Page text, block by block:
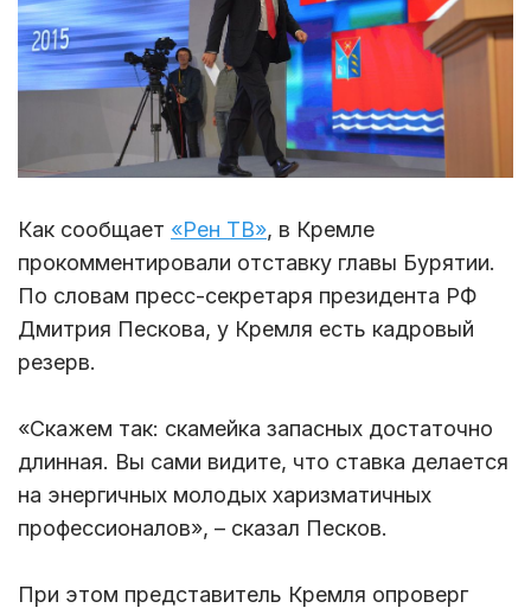
Как сообщает «Рен ТВ», в Кремле
прокомментировали отставку главы Бурятии.
По словам пресс-секретаря президента РФ
Дмитрия Пескова, у Кремля есть кадровый
резерв.
«Скажем так: скамейка запасных достаточно
длинная. Вы сами видите, что ставка делается
на энергичных молодых харизматичных
профессионалов», – сказал Песков.
При этом представитель Кремля опроверг